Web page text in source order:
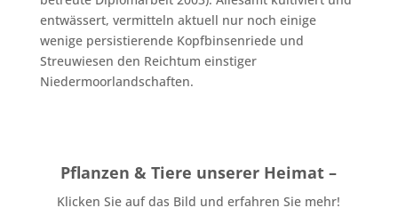
entwässert, vermitteln aktuell nur noch einige
wenige persistierende Kopfbinsenriede und
Streuwiesen den Reichtum einstiger
Niedermoorlandschaften.
Pflanzen & Tiere unserer Heimat –
Klicken Sie auf das Bild und erfahren Sie mehr!